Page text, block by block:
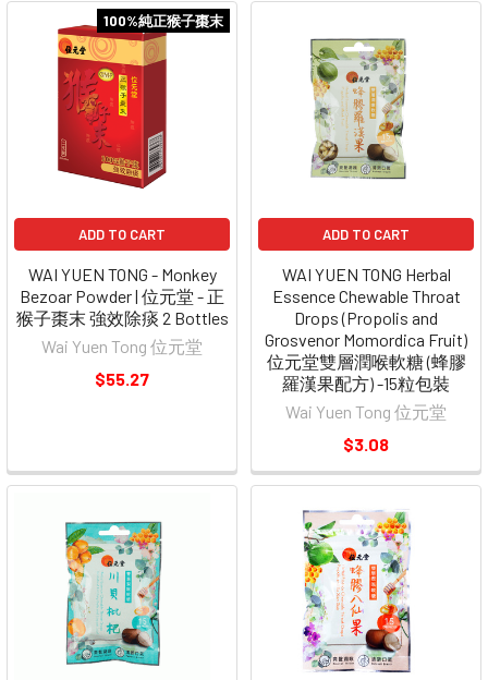
100%純正猴子棗末
ADD TO CART
WAI YUEN TONG - Monkey
Bezoar Powder | 位元堂 - 正
猴子棗末 強效除痰 2 Bottles
Wai Yuen Tong 位元堂
$55.27
ADD TO CART
WAI YUEN TONG Herbal
Essence Chewable Throat
Drops (Propolis and
Grosvenor Momordica Fruit)
位元堂雙層潤喉軟糖 (蜂膠
羅漢果配方) -15粒包裝
Wai Yuen Tong 位元堂
$3.08